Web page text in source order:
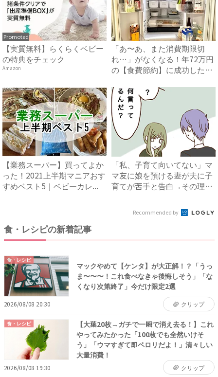
Promoted
【実質無料】らくらくベビー
の特典をチェック
Amazon
「あ〜あ、また消費期限切
れ…」がなくなる！年72万円
の【食費節約】に成功した冷
【業務スーパー】買ってよか
った！2021上半期マニアおす
すめベスト5｜ベビーカレ...
「私、子育て向いてない」マ
マ友に娘を預ける妻が夫に子
育てが苦手と告白→その理由
Recommended by
食・レシピの新着記事
食・レシピ
マックやめて【ケンタ】が大正解！？「うっ
ま〜〜〜！これ食べなきゃ後悔しそう」「な
くなり次第終了」今だけ限定2選
2026/08/08 20:30 クリップ
食・レシピ
【大葉20枚→ガチで一瞬で消え去る！】これ
やってみたかった「100枚でも全然いけそ
う」「ウマすぎて即ペロリだよ！」清々しい
大量消費！
2026/08/08 19:30 クリップ